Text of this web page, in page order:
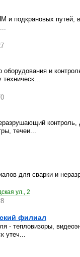
и подкрановых путей,
оборудования и
техническ...
контроль,
течеи...
для сварки и
ул., 2
филиал
- тепловизоры,
утеч...